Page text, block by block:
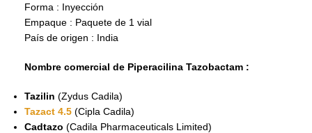
Forma : Inyección
Empaque : Paquete de 1 vial
País de origen : India
Nombre comercial de Piperacilina Tazobactam :
Tazilin (Zydus Cadila)
Tazact 4.5 (Cipla Cadila)
Cadtazo (Cadila Pharmaceuticals Limited)